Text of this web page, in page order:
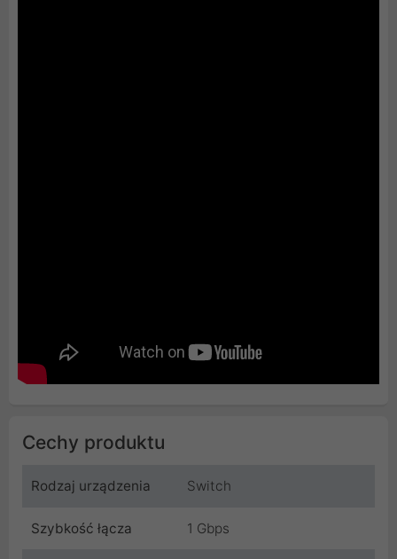
Cechy produktu
Rodzaj urządzenia Switch
Szybkość łącza 1 Gbps